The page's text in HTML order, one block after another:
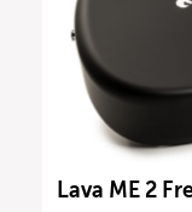
Lava ME 2